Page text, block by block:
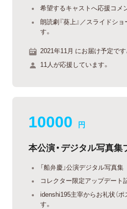
希望するキャストへ応援コメ
朗読劇『葵上』／スライドシ
す。
2021年11月 にお届け予定です
11人が応援しています。
10000 円
本公演・デジタル写真集
「船弁慶」公演デジタル写真集
コレクター限定アップデート
idenshi195主宰からお礼状（ポ
す。